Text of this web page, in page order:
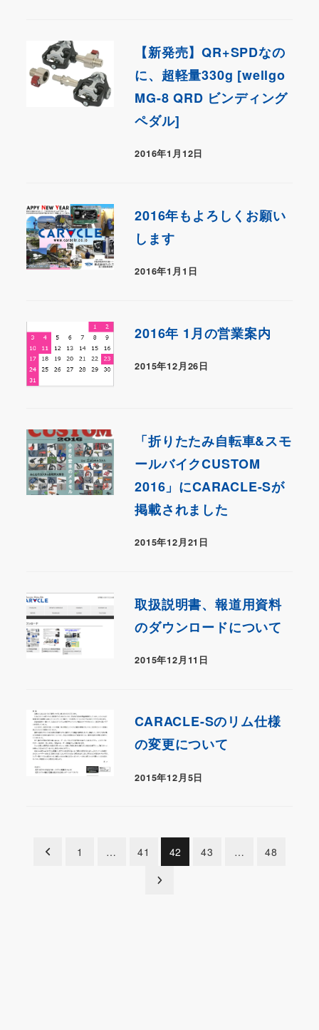
【新発売】QR+SPDなの
に、超軽量330g [wellgo
MG-8 QRD ビンディング
ペダル]
2016年1月12日
2016年もよろしくお願い
します
2016年1月1日
2016年 1月の営業案内
2015年12月26日
「折りたたみ自転車&スモ
ールバイクCUSTOM
2016」にCARACLE-Sが
掲載されました
2015年12月21日
取扱説明書、報道用資料
のダウンロードについて
2015年12月11日
CARACLE-Sのリム仕様
の変更について
2015年12月5日
1 … 41 42 43 … 48